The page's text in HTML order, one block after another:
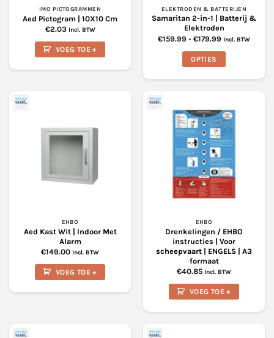
IMO PICTOGRAMMEN
Aed Pictogram | 10X10 Cm
€2.03 Incl. BTW
VOEG TOE +
ELEKTRODEN & BATTERIJEN
Samaritan 2-in-1 | Batterij &
Elektroden
€159.99 - €179.99Prijsklasse:
tot
Incl. BTW
OPTIES
meerdere
variaties.
Deze
optie
kan
gekozen
worden
op
productpagina
EHBO
Aed Kast Wit | Indoor Met
Alarm
€149.00 Incl. BTW
VOEG TOE +
EHBO
Drenkelingen / EHBO
instructies | Voor
scheepvaart | ENGELS | A3
formaat
€40.85 Incl. BTW
VOEG TOE +